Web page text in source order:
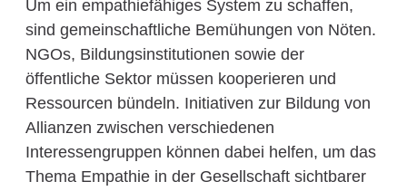
Um ein empathiefähiges System zu schaffen,
sind gemeinschaftliche Bemühungen von Nöten.
NGOs, Bildungsinstitutionen sowie der
öffentliche Sektor müssen kooperieren und
Ressourcen bündeln. Initiativen zur Bildung von
Allianzen zwischen verschiedenen
Interessengruppen können dabei helfen, um das
Thema Empathie in der Gesellschaft sichtbarer